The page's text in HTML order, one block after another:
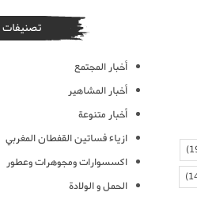
تصنيفات
أخبار المجتمع
أخبار المشاهير
أخبار متنوعة
ازياء فساتين القفطان المغربي
اكسسوارات ومجوهرات وعطور
الحمل و الولادة